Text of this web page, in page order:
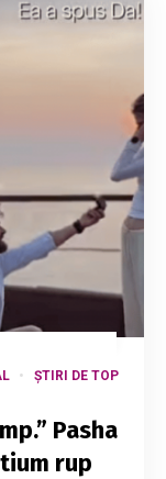
ȘTIRI DE TOP
Pasha
rup